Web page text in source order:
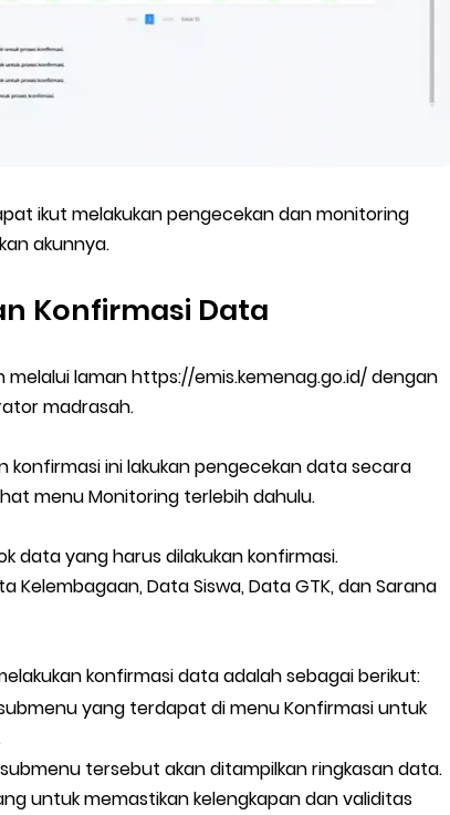
ikut melakukan pengecekan dan monitoring
akunnya.
Konfirmasi Data
melalui laman https://emis.kemenag.go.id/ dengan
madrasah.
konfirmasi ini lakukan pengecekan data secara
menu Monitoring terlebih dahulu.
data yang harus dilakukan konfirmasi.
Kelembagaan, Data Siswa, Data GTK, dan Sarana
konfirmasi data adalah sebagai berikut:
yang terdapat di menu Konfirmasi untuk
tersebut akan ditampilkan ringkasan data.
untuk memastikan kelengkapan dan validitas